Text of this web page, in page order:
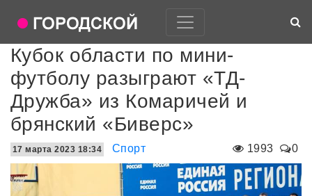
Кубок области по мини-
футболу разыграют «ТД-
Дружба» из Комаричей и
брянский «Биверс»
1993 0
17 марта 2023 18:34 Спорт